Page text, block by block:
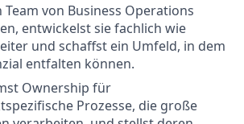
von Business Operations
entwickelst sie fachlich wie
und schaffst ein Umfeld, in dem
entfalten können.
Ownership für
Prozesse, die große